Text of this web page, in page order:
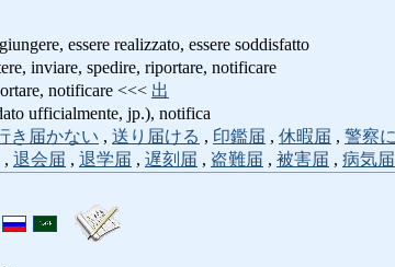
essere realizzato, essere soddisfatto
inviare, spedire, riportare, notificare
notificare <<< 出
ufficialmente, jp.), notifica
き届かない , 送り届ける , 印鑑届 , 休暇届 , 警察
, 退会届 , 退学届 , 遅刻届 , 盗難届 , 被害届 , 病気届